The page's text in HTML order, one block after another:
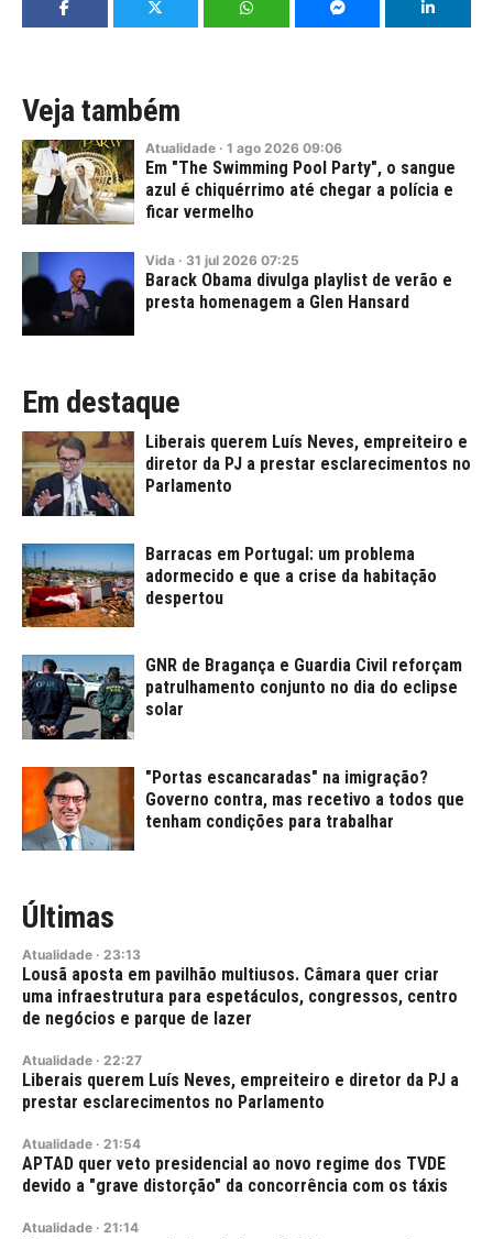
Veja também
Atualidade · 1 ago 2026 09:06
Em "The Swimming Pool Party", o sangue
azul é chiquérrimo até chegar a polícia e
ficar vermelho
Vida · 31 jul 2026 07:25
Barack Obama divulga playlist de verão e
presta homenagem a Glen Hansard
Em destaque
Liberais querem Luís Neves, empreiteiro e
diretor da PJ a prestar esclarecimentos no
Parlamento
Barracas em Portugal: um problema
adormecido e que a crise da habitação
despertou
GNR de Bragança e Guardia Civil reforçam
patrulhamento conjunto no dia do eclipse
solar
"Portas escancaradas" na imigração?
Governo contra, mas recetivo a todos que
tenham condições para trabalhar
Últimas
Atualidade · 23:13
Lousã aposta em pavilhão multiusos. Câmara quer criar
uma infraestrutura para espetáculos, congressos, centro
de negócios e parque de lazer
Atualidade · 22:27
Liberais querem Luís Neves, empreiteiro e diretor da PJ a
prestar esclarecimentos no Parlamento
Atualidade · 21:54
APTAD quer veto presidencial ao novo regime dos TVDE
devido a "grave distorção" da concorrência com os táxis
Atualidade · 21:14